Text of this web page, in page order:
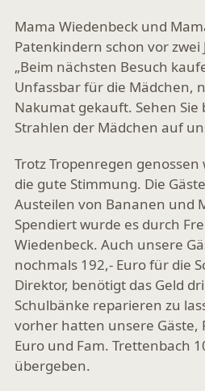
Mama Wiedenbeck und
Patenkindern schon vor
„Beim nächsten Besuch
Unfassbar für die Mädchen,
Nakumat gekauft. Sehen Sie
Strahlen der Mädchen auf
Trotz Tropenregen
die gute Stimmung. Die
Austeilen von Bananen und
Spendiert wurde es durch
Wiedenbeck. Auch unsere
nochmals 192,- Euro für die
Direktor, benötigt das Geld
Schulbänke reparieren zu
vorher hatten unsere Gäste,
Euro und Fam. Trettenbach
übergeben.